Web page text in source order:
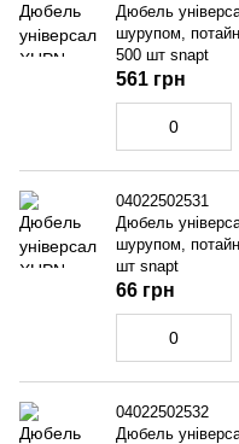
Дюбель
шурупом,
500 шт snapt
561 грн
04022502531
Дюбель
шурупом,
шт snapt
66 грн
04022502532
Дюбель